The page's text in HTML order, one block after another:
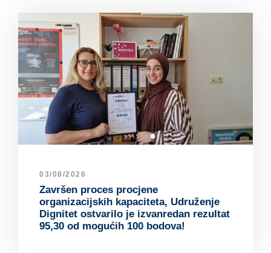
03/08/2026
Završen proces procjene
organizacijskih kapaciteta, Udruženje
Dignitet ostvarilo je izvanredan rezultat
95,30 od mogućih 100 bodova!